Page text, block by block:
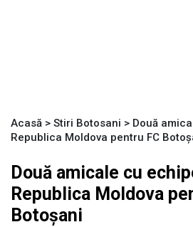
Acasă > Stiri Botosani > Două
Republica Moldova pentru FC
Două amicale cu
Republica Moldova
Botoșani